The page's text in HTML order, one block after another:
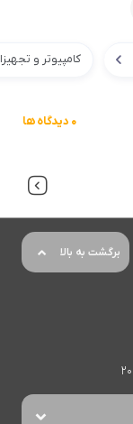
کامپیوتر و
0 دیدگاه ها
برگشت به بالا